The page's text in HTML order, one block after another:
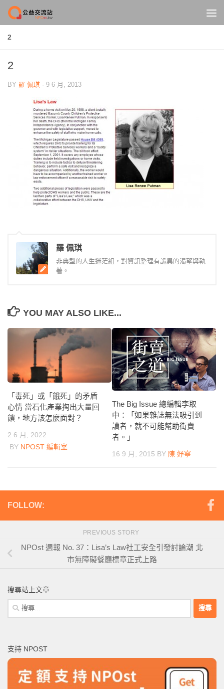
Skip to content
2
2
BY 羅 佩琪 · 9 6 月, 2013
羅 佩琪
非典型的人生迷茫組，對資訊整理有詭異的渴望與執
著。
YOU MAY ALSO LIKE...
「毒死」或「餓死」的矛盾
心情 當石化產業掏出大量回
饋，地方該怎麼面對？
2 6 月, 2022
BY NPOST 編輯室
The Big Issue 總編輯李取
中：「如果雜誌無法吸引到
讀者，就不可能幫助街賣
者。」
16 9 月, 2015 BY 陳 妤寧
FOLLOW:
PREVIOUS STORY
NPOst 週報 No. 37：Lisa’s Law社工安全引發討論潮 北
市無障礙餐廳標章正式上路
搜尋站上文章
搜
尋
字:
支持 NPOST